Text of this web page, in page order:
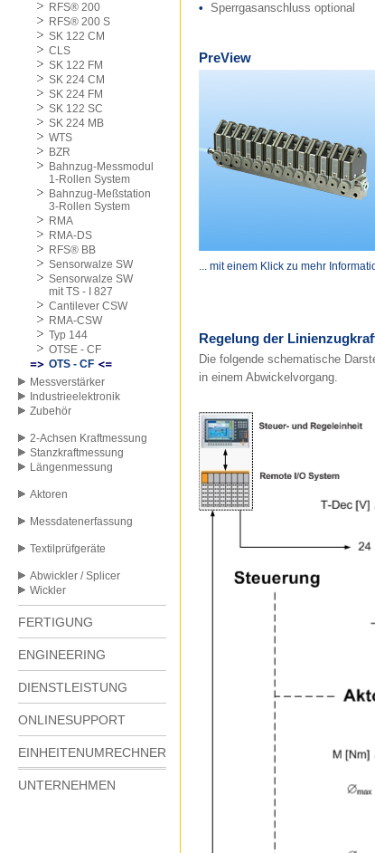
RFS® 200
RFS® 200 S
SK 122 CM
CLS
SK 122 FM
SK 224 CM
SK 224 FM
SK 122 SC
SK 224 MB
WTS
BZR
Bahnzug-Messmodul
1-Rollen System
Bahnzug-Meßstation
3-Rollen System
RMA
RMA-DS
RFS® BB
Sensorwalze SW
Sensorwalze SW
mit TS - I 827
Cantilever CSW
RMA-CSW
Typ 144
OTSE - CF
OTS - CF
Messverstärker
Industrieelektronik
Zubehör
2-Achsen Kraftmessung
Stanzkraftmessung
Längenmessung
Aktoren
Messdatenerfassung
Textilprüfgeräte
Abwickler / Splicer
Wickler
FERTIGUNG
ENGINEERING
DIENSTLEISTUNG
ONLINESUPPORT
EINHEITENUMRECHNER
UNTERNEHMEN
• Sperrgasanschluss optional
PreView
... mit einem Klick zu mehr
Regelung der
Die folgende schematische
in einem Abwickelvorgang.